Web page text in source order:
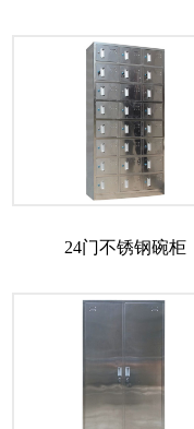
24门不锈钢碗柜